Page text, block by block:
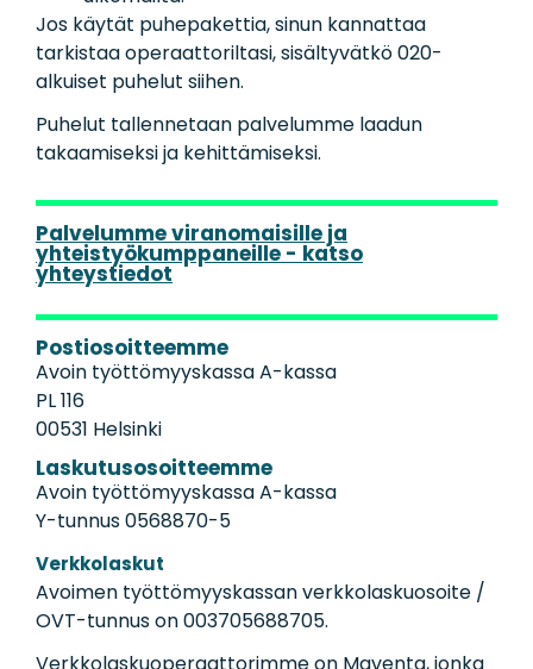
Jos käytät puhepakettia, sinun kannattaa
tarkistaa operaattoriltasi, sisältyvätkö 020-
alkuiset puhelut siihen.
Puhelut tallennetaan palvelumme laadun
takaamiseksi ja kehittämiseksi.
Palvelumme viranomaisille ja
yhteistyökumppaneille - katso
yhteystiedot
Postiosoitteemme
Avoin työttömyyskassa A-kassa
PL 116
00531 Helsinki
Laskutusosoitteemme
Avoin työttömyyskassa A-kassa
Y-tunnus 0568870-5
Verkkolaskut
Avoimen työttömyyskassan verkkolaskuosoite /
OVT-tunnus on 003705688705.